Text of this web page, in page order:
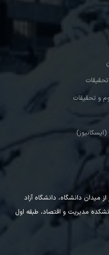
و تحقیقات
از میدان دانشگاه، دانشگاه آزاد
مدیریت و اقتصاد، طبقه اول